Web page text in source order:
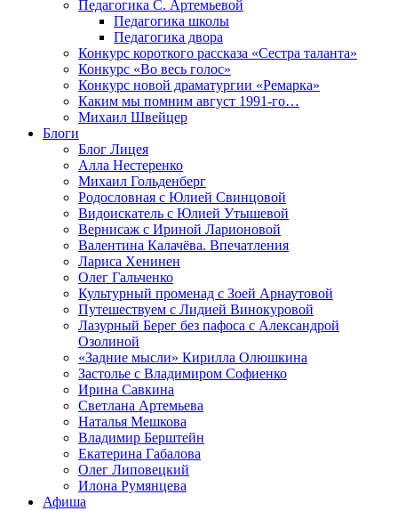
Педагогика С. Артемьевой
Педагогика школы
Педагогика двора
Конкурс короткого рассказа «Сестра таланта»
Конкурс «Во весь голос»
Конкурс новой драматургии «Ремарка»
Каким мы помним август 1991-го…
Михаил Швейцер
Блоги
Блог Лицея
Алла Нестеренко
Михаил Гольденберг
Родословная с Юлией Свинцовой
Видоискатель с Юлией Утышевой
Вернисаж с Ириной Ларионовой
Валентина Калачёва. Впечатления
Лариса Хенинен
Олег Гальченко
Культурный променад с Зоей Арнаутовой
Путешествуем с Лидией Винокуровой
Лазурный Берег без пафоса с Александрой
Озолиной
«Задние мысли» Кирилла Олюшкина
Застолье с Владимиром Софиенко
Ирина Савкина
Светлана Артемьева
Наталья Мешкова
Владимир Берштейн
Екатерина Габалова
Олег Липовецкий
Илона Румянцева
Афиша